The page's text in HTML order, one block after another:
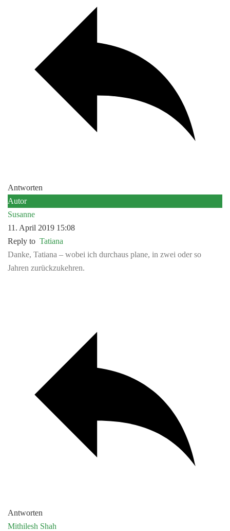
Antworten
Autor
Susanne
11. April 2019 15:08
Reply to Tatiana
Danke, Tatiana – wobei ich durchaus plane, in zwei oder so
Jahren zurückzukehren.
Antworten
Mithilesh Shah